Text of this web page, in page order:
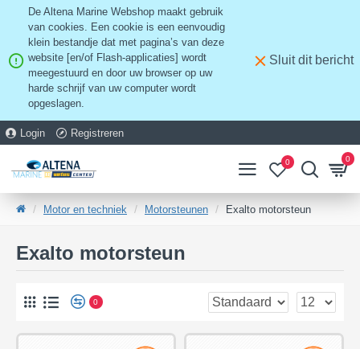
De Altena Marine Webshop maakt gebruik
van cookies. Een cookie is een eenvoudig
klein bestandje dat met pagina’s van deze
website [en/of Flash-applicaties] wordt
meegestuurd en door uw browser op uw
harde schrijf van uw computer wordt
opgeslagen.
Sluit dit bericht
Login Registreren
0 0
Motor en techniek Motorsteunen Exalto motorsteun
Exalto motorsteun
0